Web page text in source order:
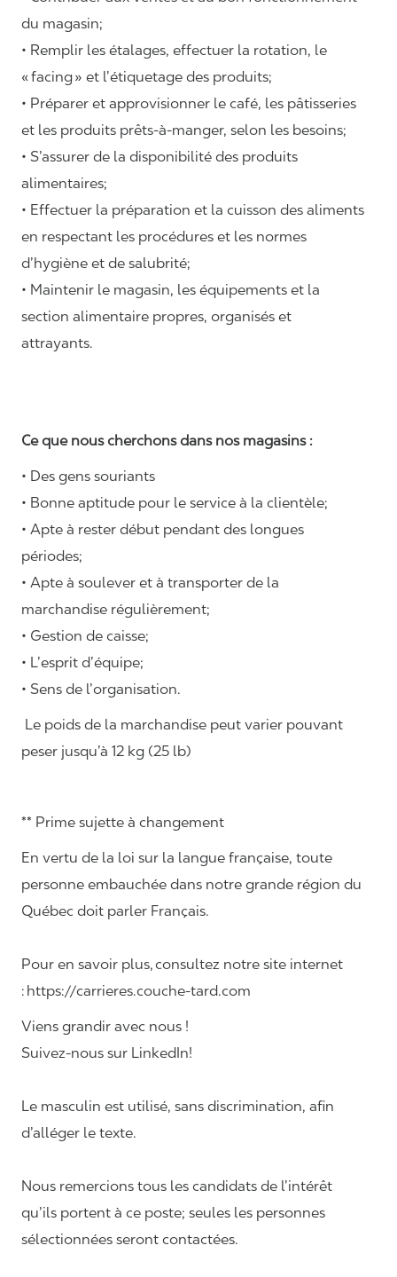
du magasin;
• Remplir les étalages, effectuer la rotation, le
«facing» et l’étiquetage des produits;
• Préparer et approvisionner le café, les pâtisseries
et les produits prêts-à-manger, selon les besoins;
• S’assurer de la disponibilité des produits
alimentaires;
• Effectuer la préparation et la cuisson des aliments
en respectant les procédures et les normes
d’hygiène et de salubrité;
• Maintenir le magasin, les équipements et la
section alimentaire propres, organisés et
attrayants.
Ce que nous cherchons dans nos magasins :
• Des gens souriants
• Bonne aptitude pour le service à la clientèle;
• Apte à rester début pendant des longues
périodes;
• Apte à soulever et à transporter de la
marchandise régulièrement;
• Gestion de caisse;
• L’esprit d’équipe;
• Sens de l’organisation.
Le poids de la marchandise peut varier pouvant
peser jusqu’à 12 kg (25 lb)
** Prime sujette à changement
En vertu de la loi sur la langue française, toute
personne embauchée dans notre grande région du
Québec doit parler Français.
Pour en savoir plus, consultez notre site internet
: https://carrieres.couche-tard.com
Viens grandir avec nous !
Suivez-nous sur LinkedIn!
Le masculin est utilisé, sans discrimination, afin
d’alléger le texte.
Nous remercions tous les candidats de l’intérêt
qu’ils portent à ce poste; seules les personnes
sélectionnées seront contactées.